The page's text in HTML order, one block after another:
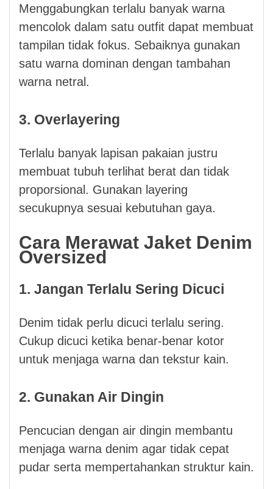
Menggabungkan terlalu banyak warna
mencolok dalam satu outfit dapat membuat
tampilan tidak fokus. Sebaiknya gunakan
satu warna dominan dengan tambahan
warna netral.
3. Overlayering
Terlalu banyak lapisan pakaian justru
membuat tubuh terlihat berat dan tidak
proporsional. Gunakan layering
secukupnya sesuai kebutuhan gaya.
Cara Merawat Jaket Denim
Oversized
1. Jangan Terlalu Sering Dicuci
Denim tidak perlu dicuci terlalu sering.
Cukup dicuci ketika benar-benar kotor
untuk menjaga warna dan tekstur kain.
2. Gunakan Air Dingin
Pencucian dengan air dingin membantu
menjaga warna denim agar tidak cepat
pudar serta mempertahankan struktur kain.